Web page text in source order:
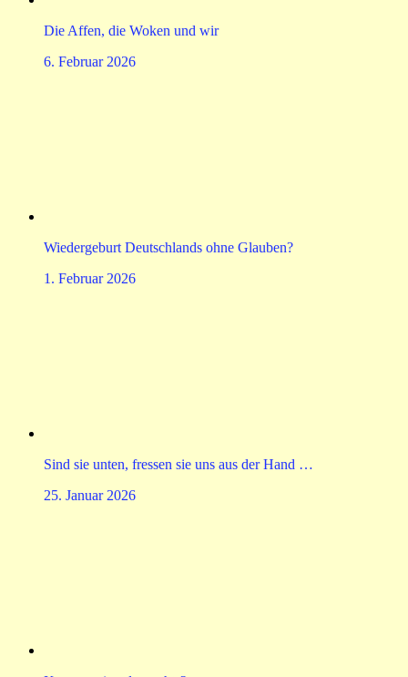
Die Affen, die Woken und wir
6. Februar 2026
Wiedergeburt Deutschlands ohne Glauben?
1. Februar 2026
Sind sie unten, fressen sie uns aus der Hand …
25. Januar 2026